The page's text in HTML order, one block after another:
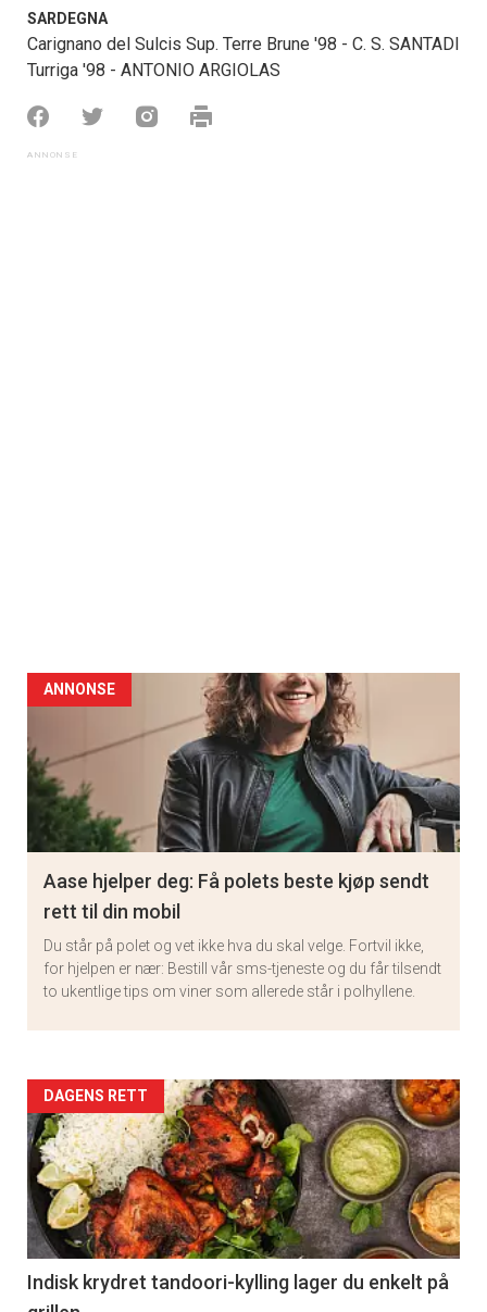
SARDEGNA
Carignano del Sulcis Sup. Terre Brune '98 - C. S. SANTADI
Turriga '98 - ANTONIO ARGIOLAS
ANNONSE
Aase hjelper deg: Få polets beste kjøp sendt
rett til din mobil
Du står på polet og vet ikke hva du skal velge. Fortvil ikke,
for hjelpen er nær: Bestill vår sms-tjeneste og du får tilsendt
to ukentlige tips om viner som allerede står i polhyllene.
Artikler
detail
-
section
11
DAGENS RETT
Indisk krydret tandoori-kylling lager du enkelt på